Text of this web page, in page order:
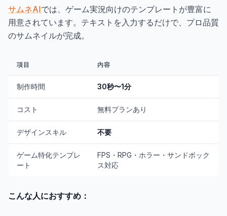
サムネAIでは、ゲーム実況向けのテンプレートが豊富に
用意されています。テキストを入力するだけで、プロ品質
のサムネイルが完成。
項目 内容
制作時間 30秒〜1分
コスト 無料プランあり
デザインスキル 不要
ゲーム特化テンプレ
ート
FPS・RPG・ホラー・サンドボック
ス対応
こんな人におすすめ：